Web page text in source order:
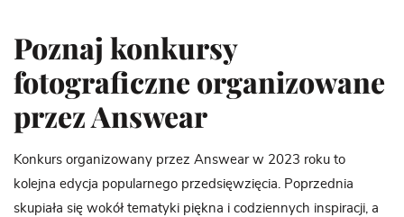
Poznaj konkursy
fotograficzne organizowane
przez Answear
Konkurs organizowany przez Answear w 2023 roku to
kolejna edycja popularnego przedsięwzięcia. Poprzednia
skupiała się wokół tematyki piękna i codziennych inspiracji, a